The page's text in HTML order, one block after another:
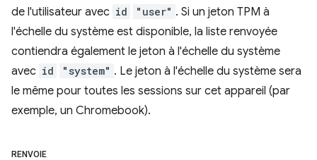
de l'utilisateur avec id "user" . Si un jeton TPM à
l'échelle du système est disponible, la liste renvoyée
contiendra également le jeton à l'échelle du système
avec id "system" . Le jeton à l'échelle du système sera
le même pour toutes les sessions sur cet appareil (par
exemple, un Chromebook).
RENVOIE